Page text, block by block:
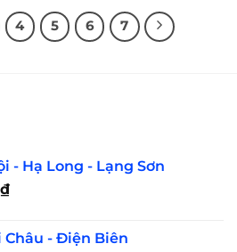
4 5 6 7
- Hạ Long - Lạng Sơn
₫
Châu - Điện Biên